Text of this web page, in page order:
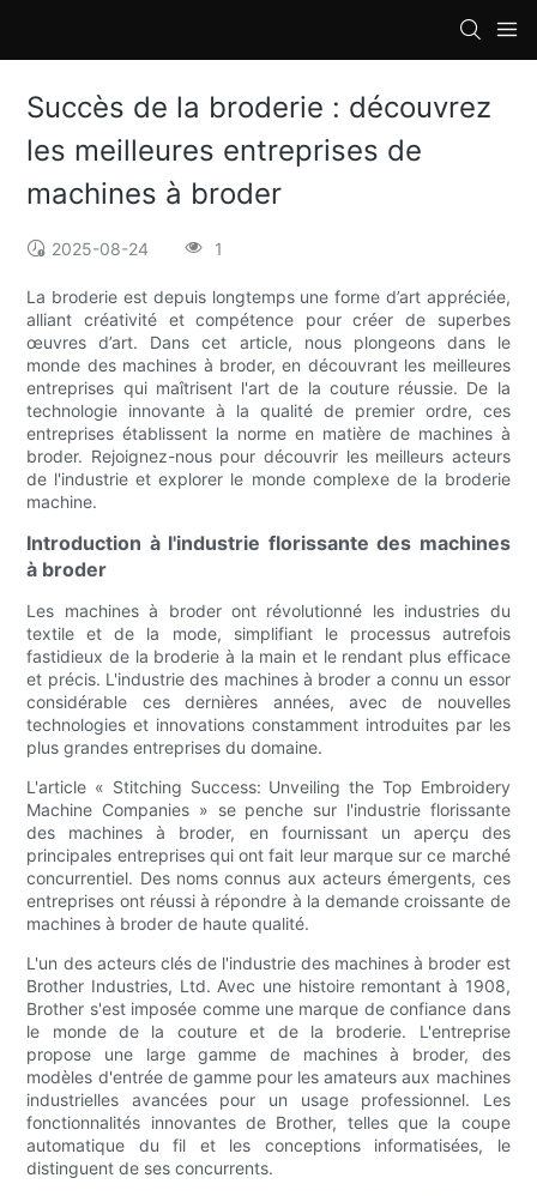
Succès de la broderie : découvrez
les meilleures entreprises de
machines à broder
2025-08-24 1
La broderie est depuis longtemps une forme d’art appréciée,
alliant créativité et compétence pour créer de superbes
œuvres d’art. Dans cet article, nous plongeons dans le
monde des machines à broder, en découvrant les meilleures
entreprises qui maîtrisent l'art de la couture réussie. De la
technologie innovante à la qualité de premier ordre, ces
entreprises établissent la norme en matière de machines à
broder. Rejoignez-nous pour découvrir les meilleurs acteurs
de l'industrie et explorer le monde complexe de la broderie
machine.
Introduction à l'industrie florissante des machines
à broder
Les machines à broder ont révolutionné les industries du
textile et de la mode, simplifiant le processus autrefois
fastidieux de la broderie à la main et le rendant plus efficace
et précis. L'industrie des machines à broder a connu un essor
considérable ces dernières années, avec de nouvelles
technologies et innovations constamment introduites par les
plus grandes entreprises du domaine.
L'article « Stitching Success: Unveiling the Top Embroidery
Machine Companies » se penche sur l'industrie florissante
des machines à broder, en fournissant un aperçu des
principales entreprises qui ont fait leur marque sur ce marché
concurrentiel. Des noms connus aux acteurs émergents, ces
entreprises ont réussi à répondre à la demande croissante de
machines à broder de haute qualité.
L'un des acteurs clés de l'industrie des machines à broder est
Brother Industries, Ltd. Avec une histoire remontant à 1908,
Brother s'est imposée comme une marque de confiance dans
le monde de la couture et de la broderie. L'entreprise
propose une large gamme de machines à broder, des
modèles d'entrée de gamme pour les amateurs aux machines
industrielles avancées pour un usage professionnel. Les
fonctionnalités innovantes de Brother, telles que la coupe
automatique du fil et les conceptions informatisées, le
distinguent de ses concurrents.